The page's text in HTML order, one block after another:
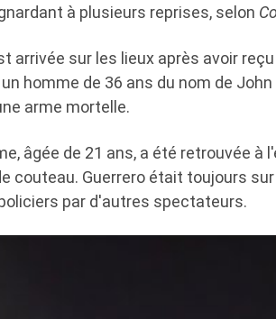
à plusieurs reprises, selon
arrivée sur les lieux après avoir
homme de 36 ans du nom de
arme mortelle.
âgée de 21 ans, a été retrouvée à
couteau. Guerrero était toujours
par d'autres spectateurs.